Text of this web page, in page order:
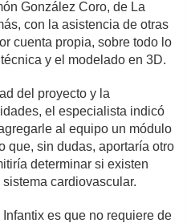
González Coro, de La
con la asistencia de otras
cuenta propia, sobre todo lo
y el modelado en 3D.
del proyecto y la
el especialista indicó
al equipo un módulo
que, sin dudas, aportaría otro
determinar si existen
cardiovascular.
es que no requiere de